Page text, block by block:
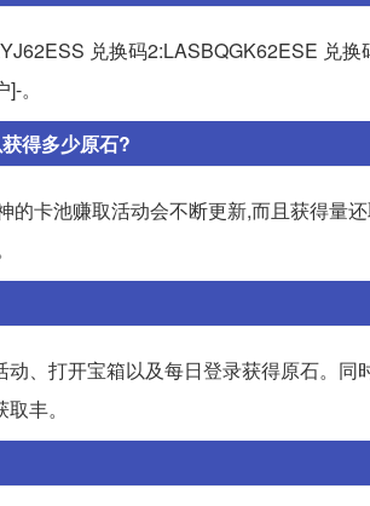
兑换码2:LASBQGK62ESE 兑
。
得多少原石?
的卡池赚取活动会不断更新,而且获得量
、打开宝箱以及每日登录获得原石。
丰。